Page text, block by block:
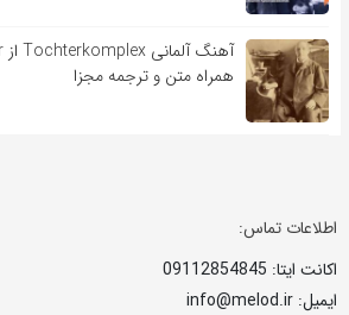
همراه متن و ترجمه مجزا
اطلاعات تماس:
اکانت ایتا: 09112854845
ایمیل: info@melod.ir